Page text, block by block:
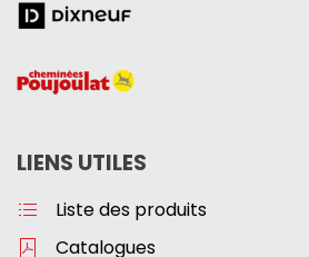
LIENS UTILES
Liste des produits
Catalogues